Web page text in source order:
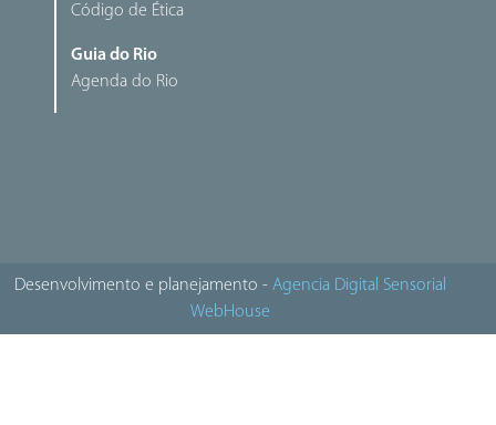
Código de Ética
Guia do Rio
Agenda do Rio
Desenvolvimento e planejamento - Agencia Digital Sensorial
WebHouse